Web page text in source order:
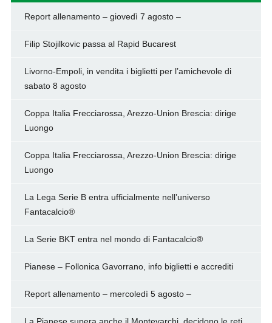
Report allenamento – giovedì 7 agosto –
Filip Stojilkovic passa al Rapid Bucarest
Livorno-Empoli, in vendita i biglietti per l’amichevole di
sabato 8 agosto
Coppa Italia Frecciarossa, Arezzo-Union Brescia: dirige
Luongo
Coppa Italia Frecciarossa, Arezzo-Union Brescia: dirige
Luongo
La Lega Serie B entra ufficialmente nell’universo
Fantacalcio®
La Serie BKT entra nel mondo di Fantacalcio®
Pianese – Follonica Gavorrano, info biglietti e accrediti
Report allenamento – mercoledì 5 agosto –